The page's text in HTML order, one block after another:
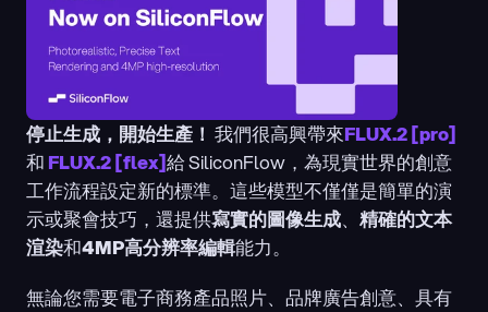
停止生成，開始生產！ 我們很高興帶來FLUX.2 [pro]
和 FLUX.2 [flex]給 SiliconFlow，為現實世界的創意
工作流程設定新的標準。這些模型不僅僅是簡單的演
示或聚會技巧，還提供寫實的圖像生成、 精確的文本
渲染和4MP高分辨率編輯能力。
無論您需要電子商務產品照片、品牌廣告創意、具有